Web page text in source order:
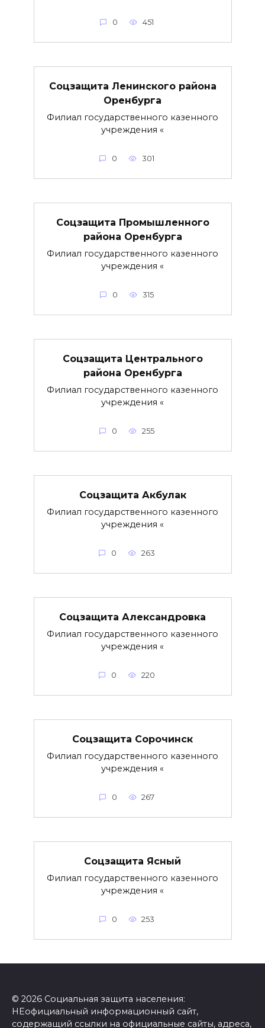
0 451
Соцзащита Ленинского района
Оренбурга
Филиал государственного казенного
учреждения «
0 301
Соцзащита Промышленного
района Оренбурга
Филиал государственного казенного
учреждения «
0 315
Соцзащита Центрального
района Оренбурга
Филиал государственного казенного
учреждения «
0 255
Соцзащита Акбулак
Филиал государственного казенного
учреждения «
0 263
Соцзащита Александровка
Филиал государственного казенного
учреждения «
0 220
Соцзащита Сорочинск
Филиал государственного казенного
учреждения «
0 267
Соцзащита Ясный
Филиал государственного казенного
учреждения «
0 253
© 2026 Социальная защита населения:
НЕофициальный информационный сайт,
содержащий ссылки на официальные сайты, адреса,